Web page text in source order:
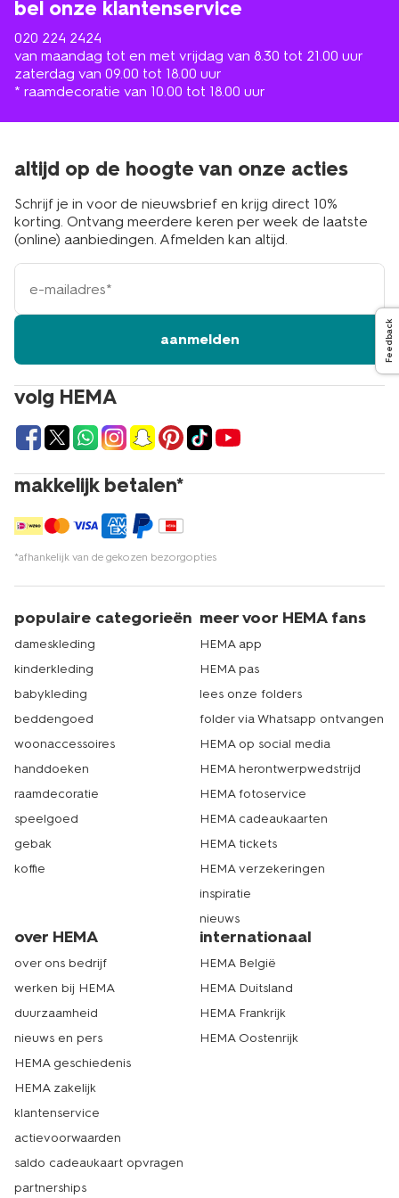
bel onze klantenservice
020 224 2424
van maandag tot en met vrijdag van 8.30 tot 21.00 uur
zaterdag van 09.00 tot 18.00 uur
* raamdecoratie van 10.00 tot 18.00 uur
volg HEMA
makkelijk betalen*
*afhankelijk van de gekozen bezorgopties
altijd op de hoogte van onze acties
Schrijf je in voor de nieuwsbrief en krijg direct 10%
korting. Ontvang meerdere keren per week de laatste
(online) aanbiedingen. Afmelden kan altijd.
e-
mailadres
aanmelden
populaire categorieën
dameskleding
kinderkleding
babykleding
beddengoed
woonaccessoires
handdoeken
raamdecoratie
speelgoed
gebak
koffie
meer voor HEMA fans
HEMA app
HEMA pas
lees onze folders
folder via Whatsapp ontvangen
HEMA op social media
HEMA herontwerpwedstrijd
HEMA fotoservice
HEMA cadeaukaarten
HEMA tickets
HEMA verzekeringen
inspiratie
nieuws
over HEMA
over ons bedrijf
werken bij HEMA
duurzaamheid
nieuws en pers
HEMA geschiedenis
HEMA zakelijk
klantenservice
actievoorwaarden
saldo cadeaukaart opvragen
partnerships
internationaal
HEMA België
HEMA Duitsland
HEMA Frankrijk
HEMA Oostenrijk
Feedback